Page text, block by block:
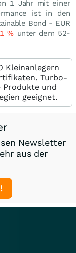
1 Jahr mit einer
ist in den
Bond - EUR
% unter dem 52-
Kleinanlegern
Turbo-
Produkte und
geeignet.
Newsletter
aus der